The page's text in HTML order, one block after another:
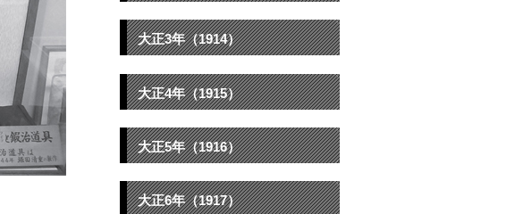
大正3年（1914）
大正4年（1915）
大正5年（1916）
大正6年（1917）